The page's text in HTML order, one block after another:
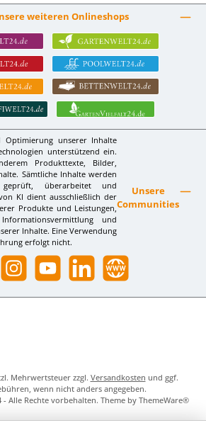
weiteren Onlineshops
unserer Inhalte
unterstützend ein.
Produkttexte, Bilder,
Sämtliche Inhalte werden
überarbeitet und
KI dient ausschließlich der
Produkte und Leistungen,
und
Inhalte. Eine Verwendung
erfolgt nicht.
Unsere
Communities
InstagramYouTube LinkedIn Website
Mehrwertsteuer zzgl. Versandkosten und ggf.
wenn nicht anders angegeben.
Alle Rechte vorbehalten. Theme by ThemeWare®